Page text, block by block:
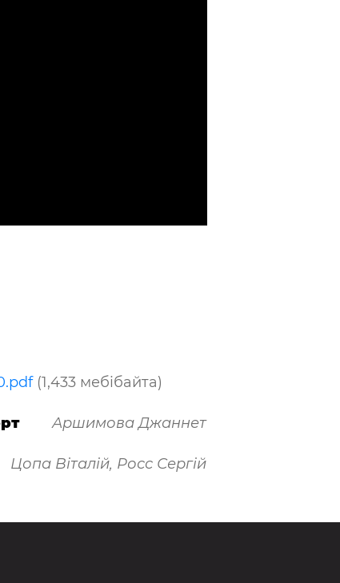
(1,433 мебібайта)
Аршимова Джаннет
Цопа Віталій, Росс Сергій